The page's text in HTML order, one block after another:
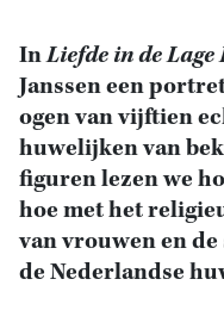
InLiefde in de Lage
Janssen een
ogen van vijftien
huwelijken van
figuren lezen we
hoe met het
van vrouwen en
de Nederlandse